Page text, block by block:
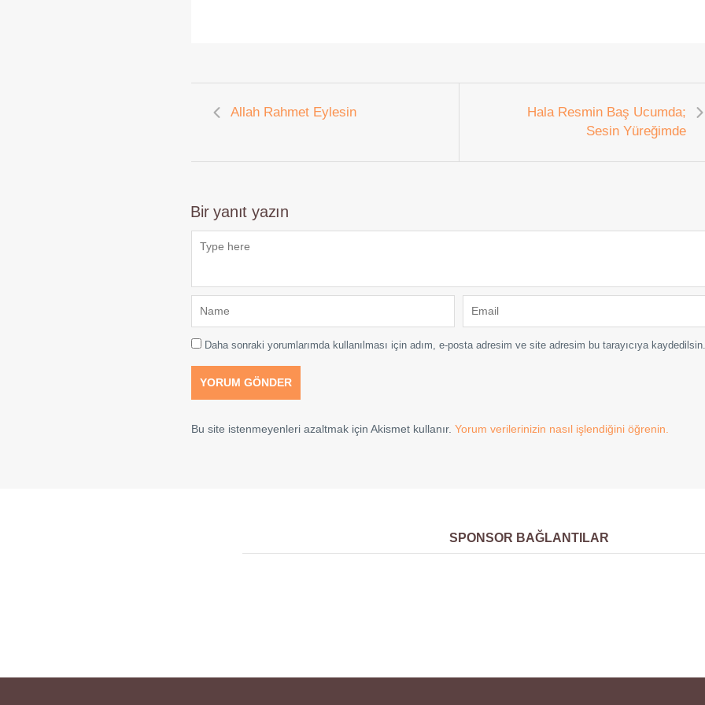
Allah Rahmet Eylesin
Hala Resmin Baş Ucumda;
Sesin Yüreğimde
Bir yanıt yazın
Daha sonraki yorumlarımda kullanılması için adım, e-posta adresim ve site adresim bu tarayıcıya kaydedilsin.
Bu site istenmeyenleri azaltmak için Akismet kullanır. Yorum verilerinizin nasıl işlendiğini öğrenin.
SPONSOR BAĞLANTILAR